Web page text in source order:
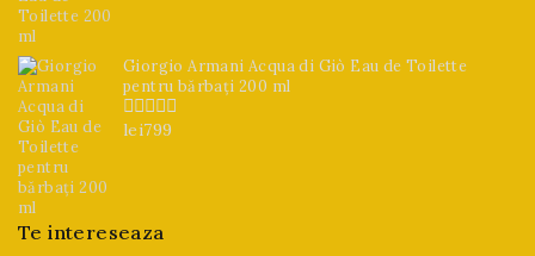
Giorgio Armani Acqua di Giò Eau de Toilette
pentru bărbați 200 ml
0
lei799
Te intereseaza